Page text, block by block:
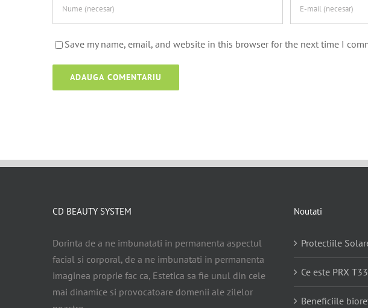
Save my name, email, and website in this browser for the next time I
CD BEAUTY SYSTEM
Dorinta de a ne imbunatati in permanenta aspectul
facial si corporal, de a ne imbunatati in permanenta
imaginea proprie fac ca, Estetica sa fie unul din cele
mai dinamice si provocatoare domenii ale zilelor
Noutati
Protectiile
Ce este PRX
Beneficiile